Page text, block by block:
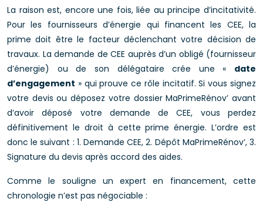
La raison est, encore une fois, liée au principe d’incitativité.
Pour les fournisseurs d’énergie qui financent les CEE, la
prime doit être le facteur déclenchant votre décision de
travaux. La demande de CEE auprès d’un obligé (fournisseur
d’énergie) ou de son délégataire crée une « date
d’engagement » qui prouve ce rôle incitatif. Si vous signez
votre devis ou déposez votre dossier MaPrimeRénov’ avant
d’avoir déposé votre demande de CEE, vous perdez
définitivement le droit à cette prime énergie. L’ordre est
donc le suivant : 1. Demande CEE, 2. Dépôt MaPrimeRénov’, 3.
Signature du devis après accord des aides.
Comme le souligne un expert en financement, cette
chronologie n’est pas négociable :